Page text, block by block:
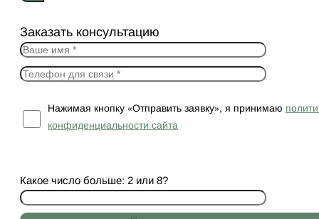
Заказать консультацию
Нажимая кнопку «Отправить заявку», я принимаю
конфиденциальности сайта
Какое число больше: 2 или 8?